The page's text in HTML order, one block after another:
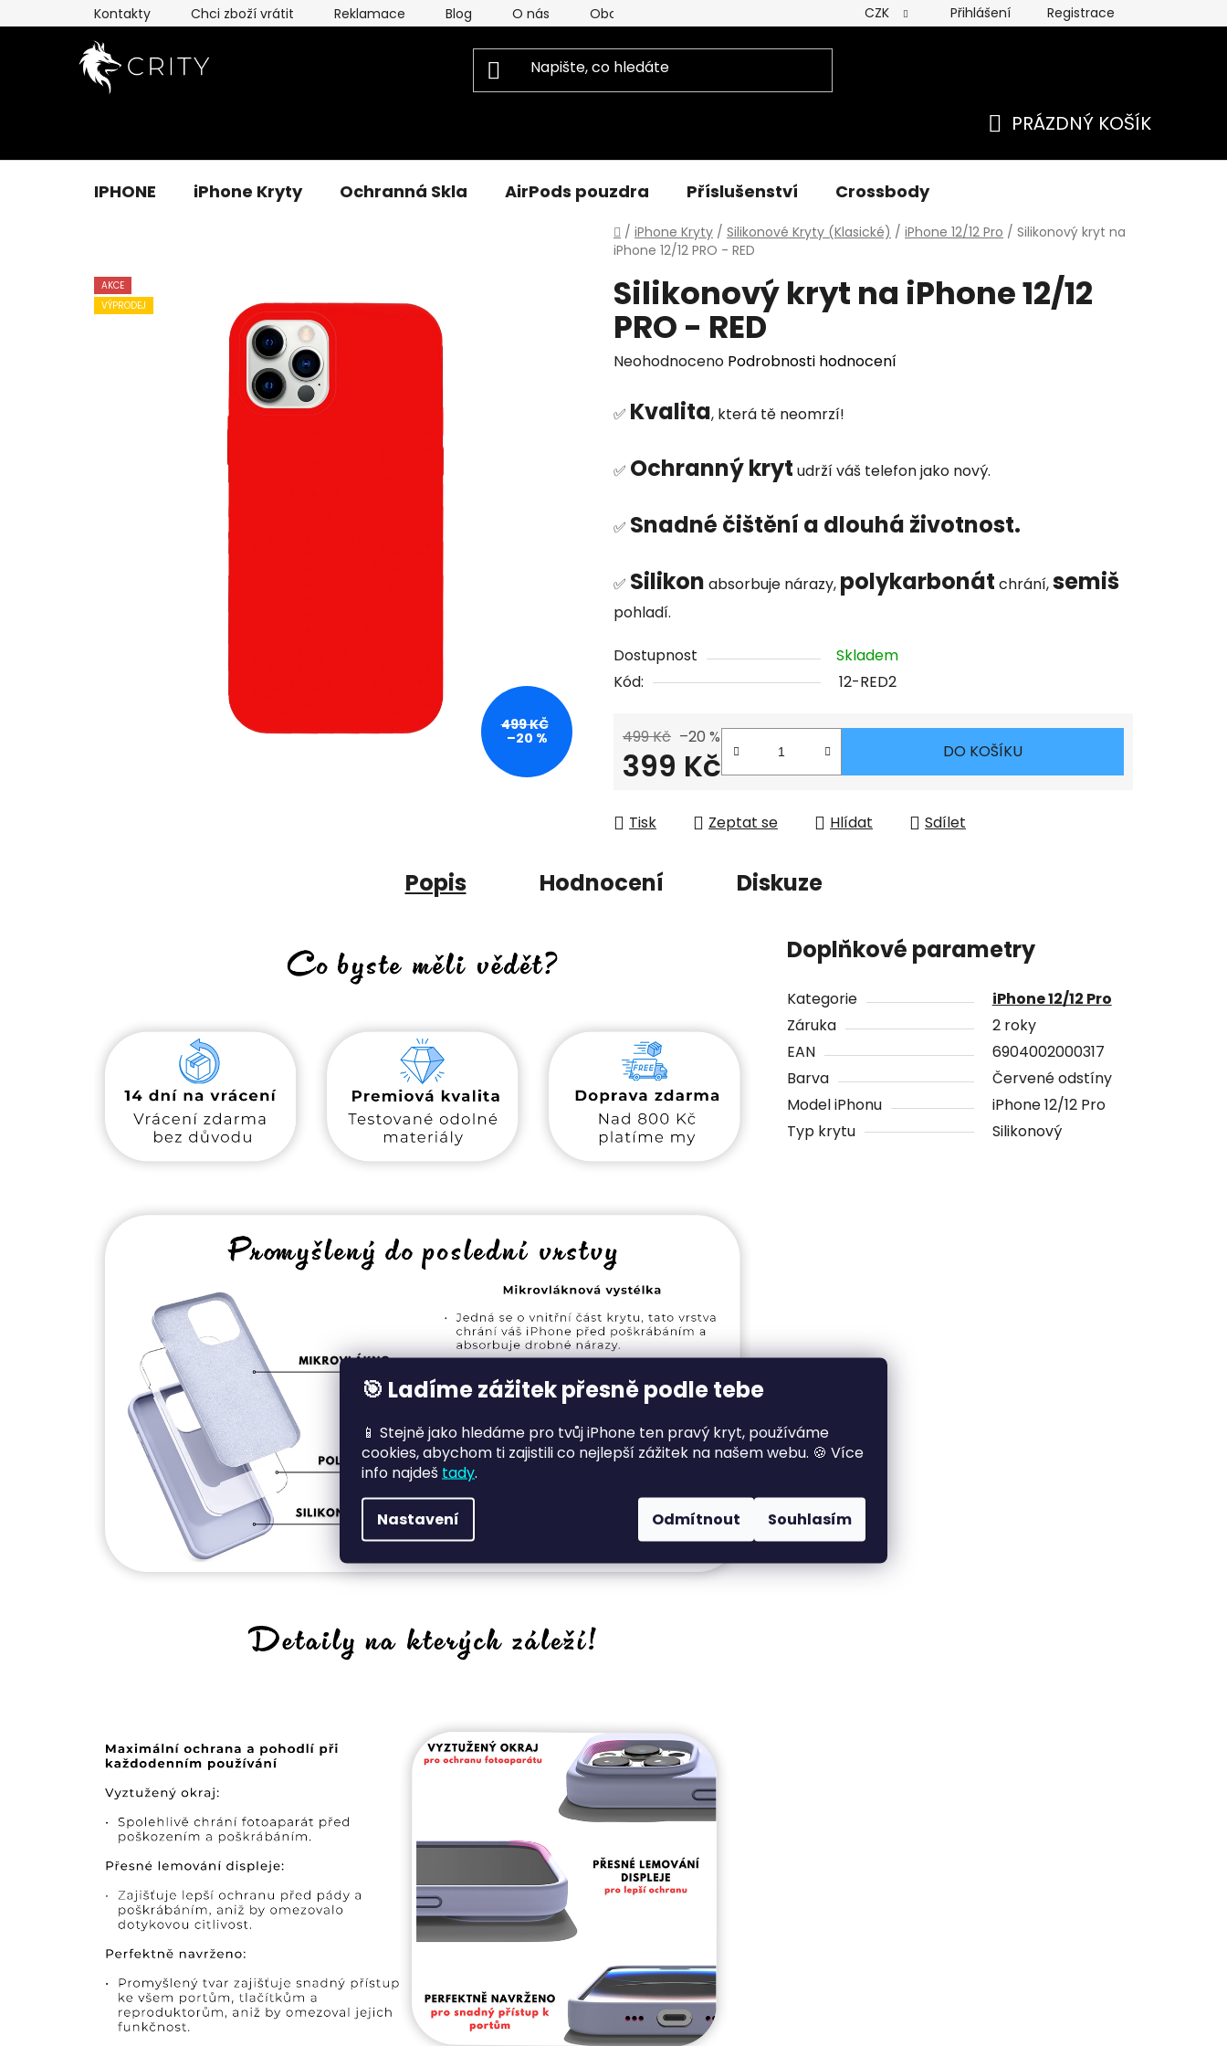
🎯 Ladíme zážitek přesně podle tebe
📱 Stejně jako hledáme pro tvůj iPhone ten pravý kryt, používáme
cookies, abychom ti zajistili co nejlepší zážitek na našem webu. 🍪 Více
info najdeš tady.
Nastavení Odmítnout Souhlasím
na
Kontakty Chci zboží vrátit Reklamace Blog O nás Obchodní Podmínky Podmínky ochrany osobních údajú
CZK Přihlášení Registrace
PRÁZDNÝ KOŠÍK
IPHONE iPhone Kryty Ochranná Skla AirPods pouzdra Příslušenství Crossbody
Domů
/ iPhone Kryty / Silikonové Kryty (Klasické) / iPhone 12/12 Pro / Silikonový kryt na
iPhone 12/12 PRO - RED
Silikonový kryt na iPhone 12/12
PRO - RED
Průměrné
produktu
0,0
hvězdiček.
Neohodnoceno Podrobnosti hodnocení
✅ Kvalita, která tě neomrzí!
✅ Ochranný kryt udrží váš telefon jako nový.
✅ Snadné čištění a dlouhá životnost.
✅ Silikon absorbuje nárazy, polykarbonát chrání,semiš
pohladí.
Dostupnost
Skladem
Kód:
12-RED2
499 Kč –20 %
399 Kč DO KOŠÍKU
Tisk Zeptat se Hlídat Sdílet
AKCE
VÝPRODEJ
499 KČ
–20 %
Popis Hodnocení Diskuze
Doplňkové parametry
Kategorie
iPhone 12/12 Pro
Záruka
2 roky
EAN
6904002000317
Barva
Červené odstíny
Model iPhonu
iPhone 12/12 Pro
Typ krytu
Silikonový